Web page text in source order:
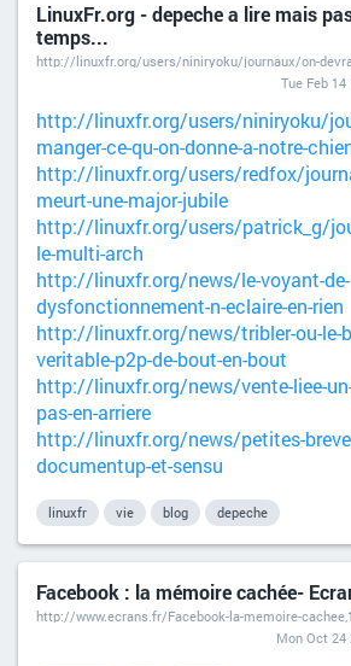
LinuxFr.org - depeche a lire mais
temps...
Tue Feb
http://linuxfr.org/users/niniryoku/
manger-ce-qu-on-donne-a-notre-
http://linuxfr.org/users/redfox/
meurt-une-major-jubile
http://linuxfr.org/users/patrick_g/
le-multi-arch
http://linuxfr.org/news/le-voyant-de-
dysfonctionnement-n-eclaire-en-rien
http://linuxfr.org/news/tribler-ou-le-
veritable-p2p-de-bout-en-bout
http://linuxfr.org/news/vente-liee-
pas-en-arriere
http://linuxfr.org/news/petites-
documentup-et-sensu
linuxfr vie blog depeche
Facebook : la mémoire cachée-
http://www.ecrans.fr/Facebook-la-memoire-
Mon Oct 24